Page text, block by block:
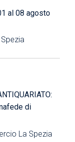
al 08 agosto
di
La Spezia